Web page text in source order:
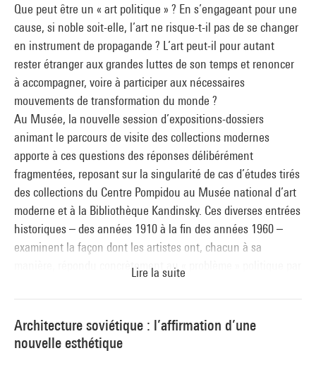
Que peut être un « art politique » ? En s’engageant pour une
cause, si noble soit-elle, l’art ne risque-t-il pas de se changer
en instrument de propagande ? L’art peut-il pour autant
rester étranger aux grandes luttes de son temps et renoncer
à accompagner, voire à participer aux nécessaires
mouvements de transformation du monde ?
Au Musée, la nouvelle session d’expositions-dossiers
animant le parcours de visite des collections modernes
apporte à ces questions des réponses délibérément
fragmentées, reposant sur la singularité de cas d’études tirés
des collections du Centre Pompidou au Musée national d’art
moderne et à la Bibliothèque Kandinsky. Ces diverses entrées
historiques – des années 1910 à la fin des années 1960 –
examinent la façon dont les artistes ont, chacun à sa
manière, répondu concrètement au « problème » politique par
Introduite par une salle consacrée àUbu roi, incarnation
grotesque du pouvoir, figure de la bêtise et de la cruauté
égoïste du tyran, la première partie du parcours rend compte
Lire la suite
Architecture soviétique : l’affirmation d’une
nouvelle esthétique